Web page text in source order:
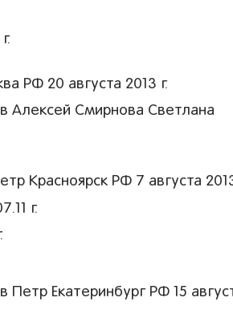
РФ 20 августа 2013 г.
Алексей Смирнова Светлана
Красноярск РФ 7 августа
г.
Екатеринбург РФ 15